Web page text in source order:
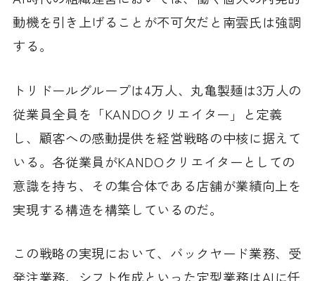
動機を引き上げることが不可欠だと南雲氏は強調
する。
トリドールグループは4万人、丸亀製麺は3万人の
従業員全員を「KANDOクリエイター」と定義
し、顧客への感動提供を経営戦略の中核に据えて
いる。各従業員がKANDOクリエイターとしての
意識を持ち、その集合体である店舗が業績向上を
実現する構造を構築しているのだ。
この戦略の実現において、バックヤード業務、受
発注業務、シフト作成といった定型業務はAIに任